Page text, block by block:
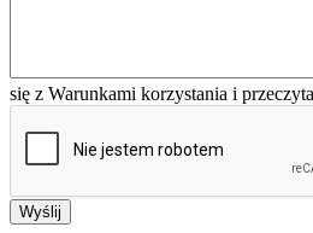
się z Warunkami korzystania i